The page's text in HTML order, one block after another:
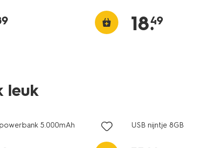
18.
49
leuk
5.000mAh USB nijntje 8GB